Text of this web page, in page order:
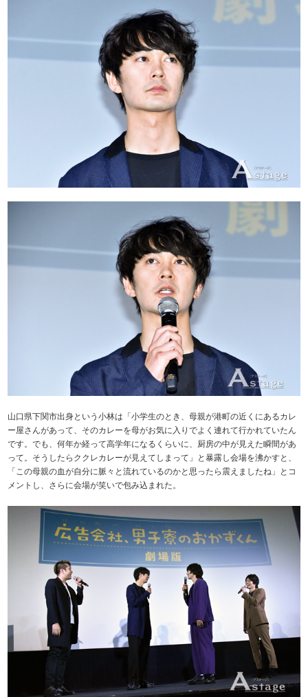
山口県下関市出身という小林は「小学生のとき、母親が港町の近くにあるカレ
ー屋さんがあって、そのカレーを母がお気に入りでよく連れて行かれていたん
です。でも、何年か経って高学年になるくらいに、厨房の中が見えた瞬間があ
って。そうしたらククレカレーが見えてしまって」と暴露し会場を沸かすと、
「この母親の血が自分に脈々と流れているのかと思ったら震えましたね」とコ
メントし、さらに会場が笑いで包み込まれた。